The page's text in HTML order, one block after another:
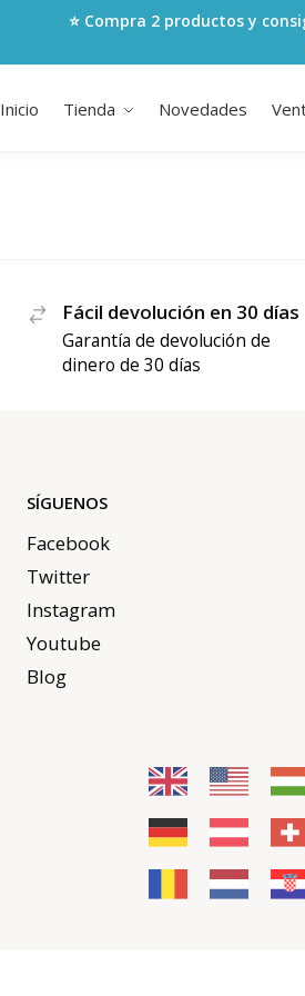
⭐ Compra 2 productos y
Inicio Tienda Novedades
Fácil devolución en 30 días
Garantía de devolución de
dinero de 30 días
SÍGUENOS
Facebook
Twitter
Instagram
Youtube
Blog